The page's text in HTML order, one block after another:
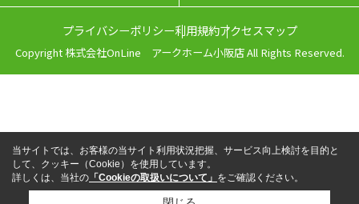
プライバシーポリシー利用規約アクセスマップ
Copyright 株式会社OnLine アークホーム小阪店 All Rights Reserved.
当サイトでは、お客様の当サイト利用状況把握、サービス向上検討を目的と
して、クッキー（Cookie）を使用しています。
詳しくは、当社の 「Cookieの取扱いについて」 をご確認ください。